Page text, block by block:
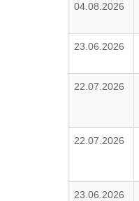
04.08.2026
23.06.2026
22.07.2026
22.07.2026
23.06.2026